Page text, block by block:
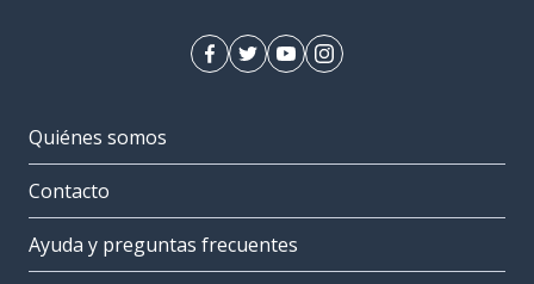
Quiénes somos
Contacto
Ayuda y preguntas frecuentes